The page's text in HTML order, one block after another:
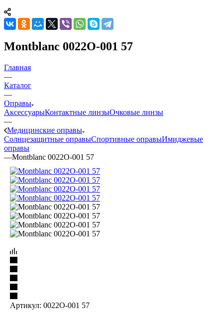
Montblanc 0022O-001 57
Главная
—
Каталог
—
Оправы
АксессуарыКонтактные линзыОчковые линзы
—
Медицинские оправы
Солнцезащитные оправыСпортивные оправыИмиджевые
оправы
—Montblanc 0022O-001 57
Артикул: 0022O-001 57